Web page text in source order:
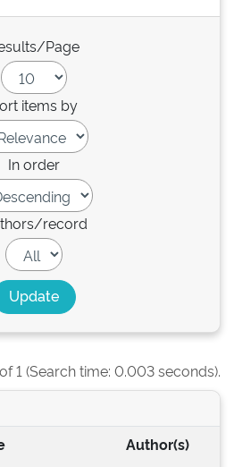
Page
items by
In order
record
1 (Search time: 0.003 seconds).
Author(s)